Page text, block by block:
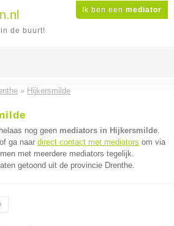
Ik ben een mediator
de buurt!
» Hijkersmilde
nog geen mediators in Hijkersmilde.
of ga naar direct contact met mediators om via
met meerdere mediators tegelijk.
getoond uit de provincie Drenthe.